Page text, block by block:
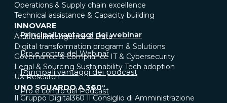
Operations & Supply chain excellence
Technical assistance & Capacity building
INNOVARE
Artificial Intelligence & Data
Digital transformation program & Solutions
Governance & Compliance IT & Cybersecurity
Legal & Sourcing Sustainability Tech adoption
UX Research
UNO SGUARDO A 360°
Il Gruppo Digital360 Il Consiglio di Amministrazione
Principali vantaggi dei webinar
Pro e contro del Webinar
Principali vantaggi dei podcast
Pro e contro del Podcast